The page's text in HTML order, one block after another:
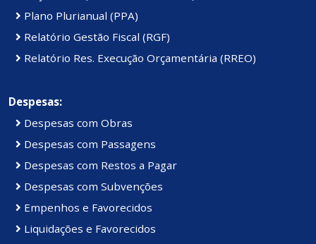
Plano Plurianual (PPA)
Relatório Gestão Fiscal (RGF)
Relatório Res. Execução Orçamentária (RREO)
Despesas:
Despesas com Obras
Despesas com Passagens
Despesas com Restos a Pagar
Despesas com Subvenções
Empenhos e Favorecidos
Liquidações e Favorecidos